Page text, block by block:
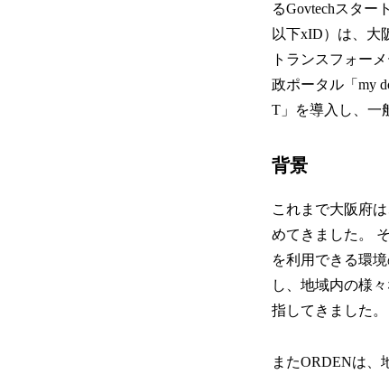
るGovtechスタ
以下xID）は、大
トランスフォー
政ポータル「my
T」を導入し、一
背景
これまで大阪府
めてきました。
を利用できる環
し、地域内の様
指してきました。
またORDENは、